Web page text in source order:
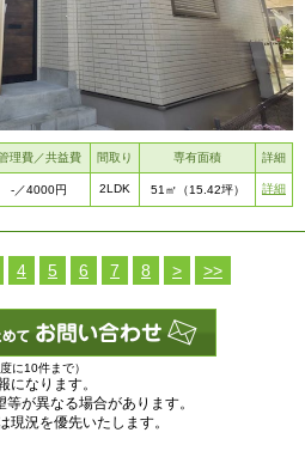
理費／共益費 間取り 専有面積 詳細
-／4000円 2LDK 51㎡ （15.42坪） 詳細
4 5 6 7 8 > >>
に10件まで）
なります。
が異なる場合があります。
況を優先いたします。